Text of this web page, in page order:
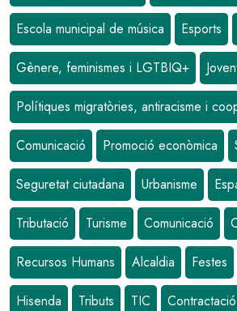
Escola municipal de música Esports
Gènere, feminismes i LGTBIQ+
Polítiques migratòries, antiracisme i
Comunicació Promoció econòmica
Seguretat ciutadana Urbanisme
Tributació Turisme Comunicació
Recursos Humans Alcaldia Festes
Hisenda Tributs TIC Contractació